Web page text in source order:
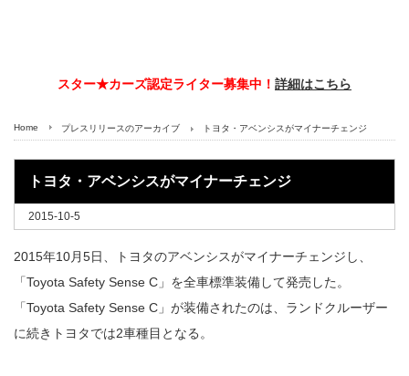
スター★カーズ認定ライター募集中！ 詳細はこちら
Home プレスリリースのアーカイブ トヨタ・アベンシスがマイナーチェンジ
トヨタ・アベンシスがマイナーチェンジ
2015-10-5
2015年10月5日、トヨタのアベンシスがマイナーチェンジし、
「Toyota Safety Sense C」を全車標準装備して発売した。
「Toyota Safety Sense C」が装備されたのは、ランドクルーザー
に続きトヨタでは2車種目となる。